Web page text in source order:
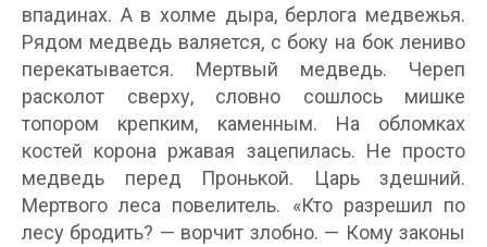
впадинах. А в холме дыра, берлога медвежья.
Рядом медведь валяется, с боку на бок лениво
перекатывается. Мертвый медведь. Череп
расколот сверху, словно сошлось мишке
топором крепким, каменным. На обломках
костей корона ржавая зацепилась. Не просто
медведь перед Пронькой. Царь здешний.
Мертвого леса повелитель. «Кто разрешил по
лесу бродить? — ворчит злобно. — Кому законы